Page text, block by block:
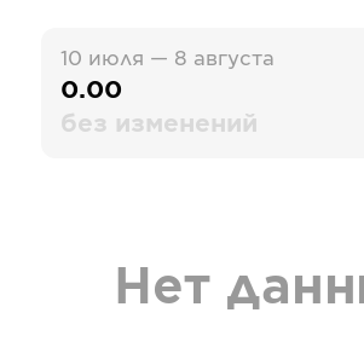
10 июля — 8 августа
0.00
без изменений
Нет